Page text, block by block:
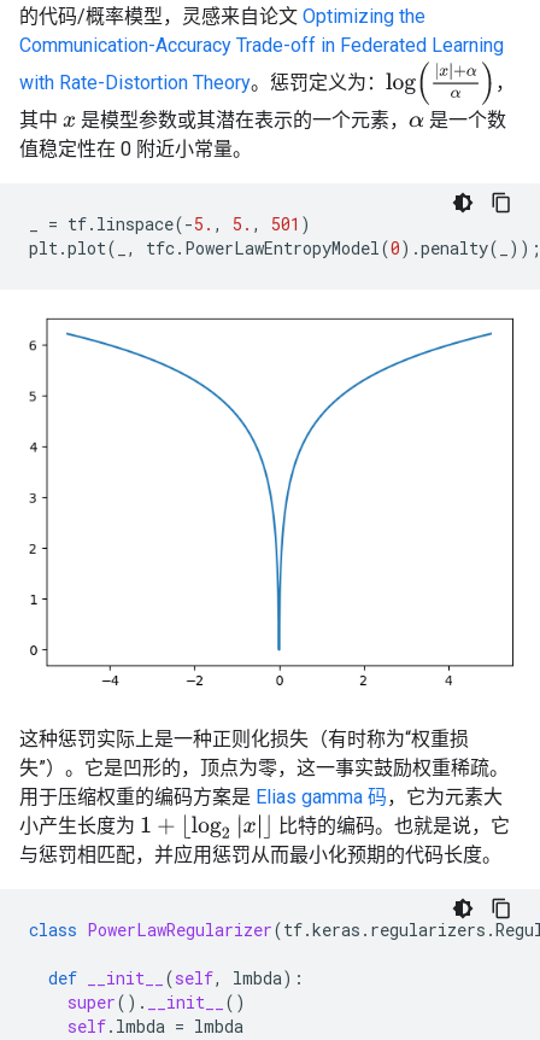
的代码/概率模型，灵感来自论文 Optimizing the
Communication-Accuracy Trade-off in Federated Learning
with Rate-Distortion Theory。惩罚定义为： ，
log(|x|+αα) ，
其中 x 是模型参数或其潜在表示的一个元素，α是一个数
值稳定性在 0 附近小常量。
= tf. linspace(-5. , 5. , 501 )
plt.plot( , tfc. PowerLawEntropyModel(0) .penalty( ));
这种惩罚实际上是一种正则化损失（有时称为“权重损
失”）。它是凹形的，顶点为零，这一事实鼓励权重稀疏。
用于压缩权重的编码方案是 Elias gamma 码，它为元素大
小产生长度为 1 +⌊log2|x|⌋
比特的编码。也就是说，它
与惩罚相匹配，并应用惩罚从而最小化预期的代码长度。
class PowerLawRegularizer(tf.keras . regularizers .
def __init__ (self, lmbda):
super() . __init__
()
self. lmbda = lmbda